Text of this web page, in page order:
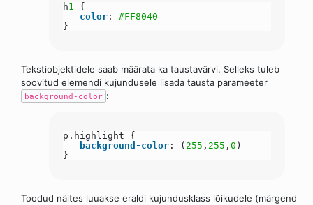
h1
{
color : #FF8040
}
Tekstiobjektidele saab määrata ka taustavärvi. Selleks tuleb
soovitud elemendi kujundusele lisada tausta parameeter
background-color :
p.highlight {
background-color : ( 255 , 255 , 0 )
}
Toodud näites luuakse eraldi kujundusklass lõikudele (märgend